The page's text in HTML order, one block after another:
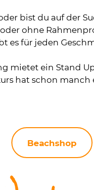
bist du auf der
ohne
es für jeden
mietet ein Stand
hat schon manch
Beachshop